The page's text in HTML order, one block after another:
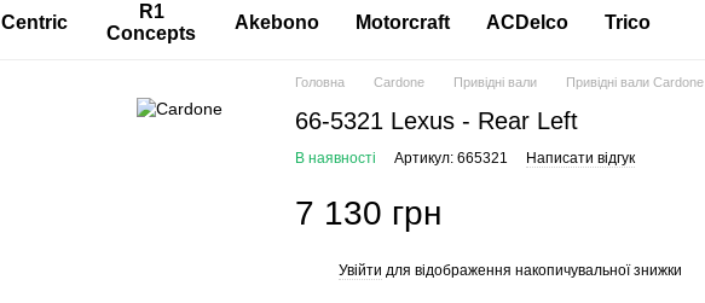
Centric
R1
Concepts
Akebono Motorcraft ACDelco Trico
Головна Cardone Привідні вали Привідні вали Cardone
66-5321 Lexus - Rear Left
В наявності Артикул: 665321 Написати відгук
7 130 грн
Увійти для відображення накопичувальної знижки